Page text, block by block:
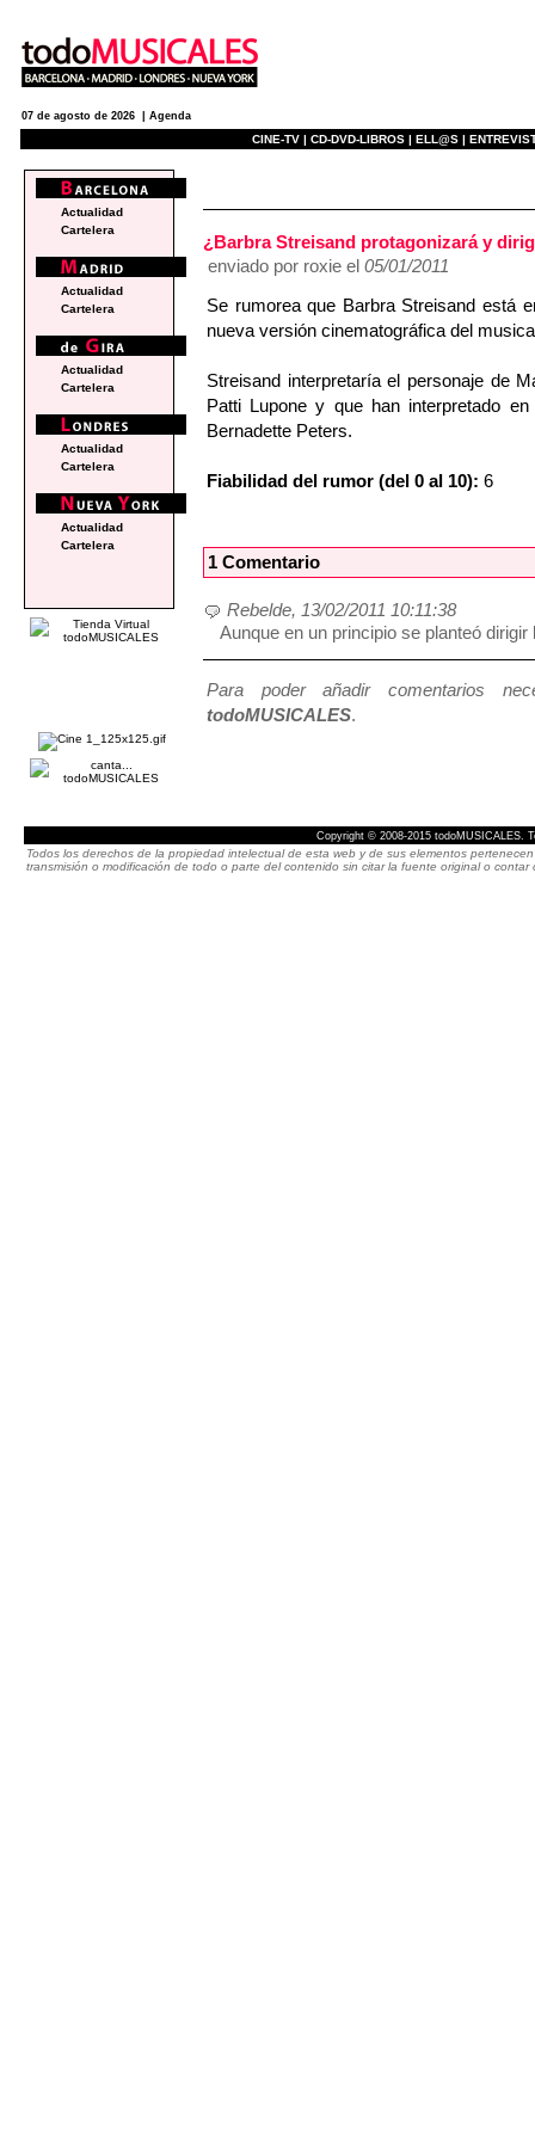
07 de agosto de 2026 | Agenda
CINE-TV | CD-DVD-LIBROS | ELL@S |
¿Barbra Streisand protagonizará y
enviado por roxie el 05/01/2011
Se rumorea que Barbra Streisand está
nueva versión cinematográfica del
Streisand interpretaría el personaje de
Patti Lupone y que han interpretado
Bernadette Peters.
Fiabilidad del rumor (del 0 al 10): 6
1 Comentario
Rebelde, 13/02/2011 10:11:38
Aunque en un principio se planteó
Para poder añadir comentarios
todoMUSICALES.
Actualidad
Cartelera
Actualidad
Cartelera
Actualidad
Cartelera
Actualidad
Cartelera
Actualidad
Cartelera
Copyright © 2008-2015 todoMUSICALES.
Todos los derechos de la propiedad intelectual de esta web y de sus elementos
transmisión o modificación de todo o parte del contenido sin citar la fuente original o